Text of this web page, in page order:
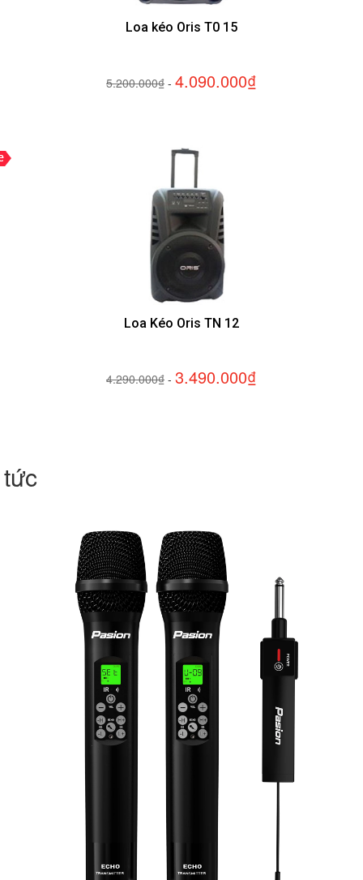
Loa kéo Oris T0 15
5.200.000₫ - 4.090.000₫
Loa Kéo Oris TN 12
4.290.000₫ - 3.490.000₫